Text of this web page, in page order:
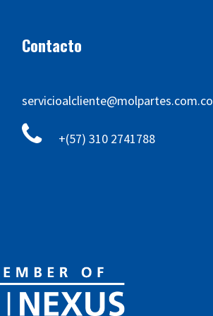
Contacto
servicioalcliente@molpartes.com.co
+(57) 310 2741788